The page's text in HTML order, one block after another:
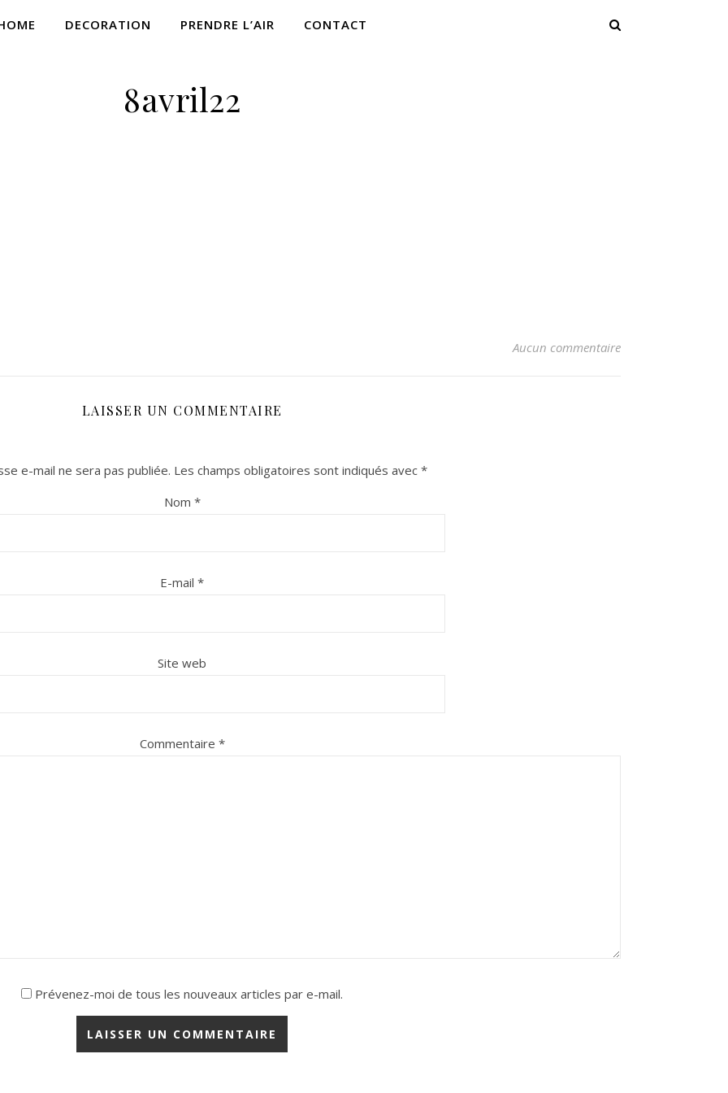
DECORATION PRENDRE L’AIR CONTACT
8avril22
Aucun commentaire
LAISSER UN COMMENTAIRE
e-mail ne sera pas publiée. Les champs obligatoires sont indiqués avec *
Nom *
E-mail *
Site web
Commentaire *
Prévenez-moi de tous les nouveaux articles par e-mail.